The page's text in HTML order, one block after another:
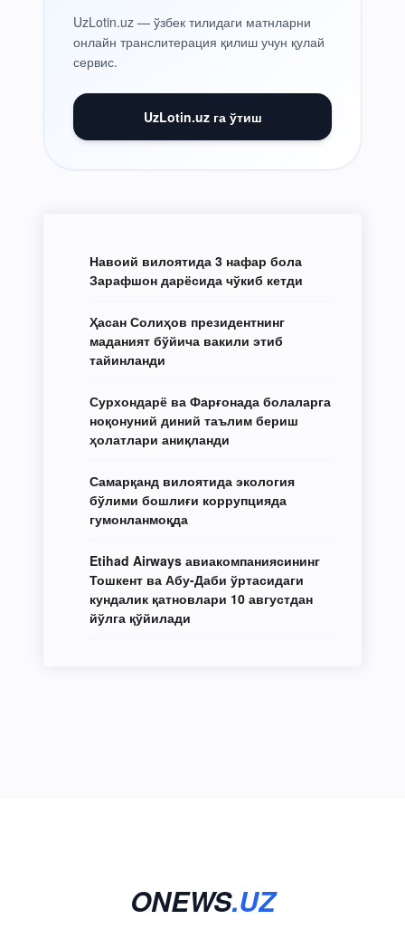
UzLotin.uz — ўзбек тилидаги матнларни
онлайн транслитерация қилиш учун қулай
сервис.
UzLotin.uz га ўтиш
Навоий вилоятида 3 нафар бола
Зарафшон дарёсида чўкиб кетди
Ҳасан Солиҳов президентнинг
маданият бўйича вакили этиб
тайинланди
Сурхондарё ва Фарғонада болаларга
ноқонуний диний таълим бериш
ҳолатлари аниқланди
Самарқанд вилоятида экология
бўлими бошлиғи коррупцияда
гумонланмоқда
Etihad Airways авиакомпаниясининг
Тошкент ва Абу-Даби ўртасидаги
кундалик қатновлари 10 августдан
йўлга қўйилади
ONEWS.UZ